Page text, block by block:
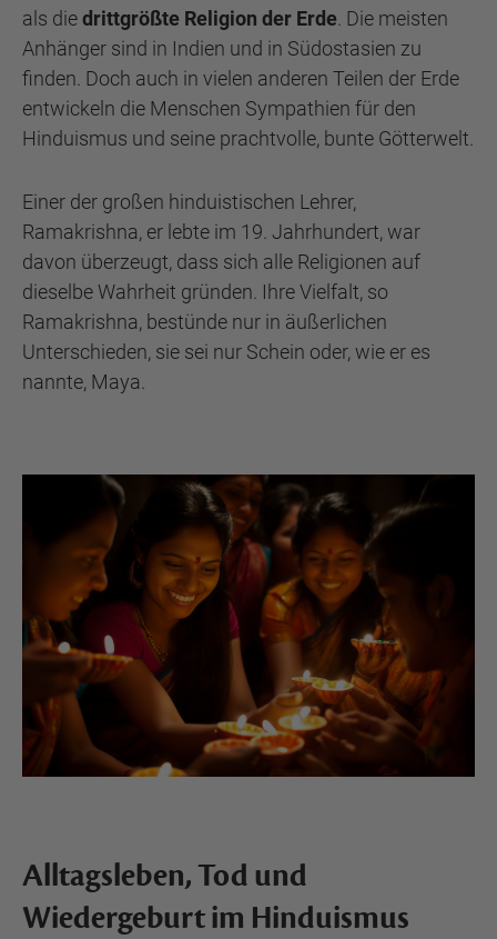
als diedrittgrößte Religion der Erde . Die meisten
Anhänger sind in Indien und in Südostasien zu
finden. Doch auch in vielen anderen Teilen der Erde
entwickeln die Menschen Sympathien für den
Hinduismus und seine prachtvolle, bunte Götterwelt.
Einer der großen hinduistischen Lehrer,
Ramakrishna, er lebte im 19. Jahrhundert, war
davon überzeugt, dass sich alle Religionen auf
dieselbe Wahrheit gründen. Ihre Vielfalt, so
Ramakrishna, bestünde nur in äußerlichen
Unterschieden, sie sei nur Schein oder, wie er es
nannte, Maya.
Alltagsleben, Tod und
Wiedergeburt im Hinduismus